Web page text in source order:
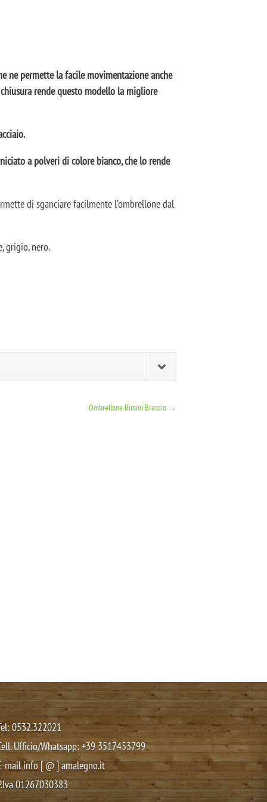
ne permette la facile movimentazione anche
rende questo modello la migliore
a polveri di colore bianco, che lo rende
di sganciare facilmente l’ombrellone dal
grigio, nero.
Ombrellone Rimini Braccio→
0532.322021
Ufficio/Whatsapp:+39 3517453799
mail info [ @ ] amalegno.it
01267030383